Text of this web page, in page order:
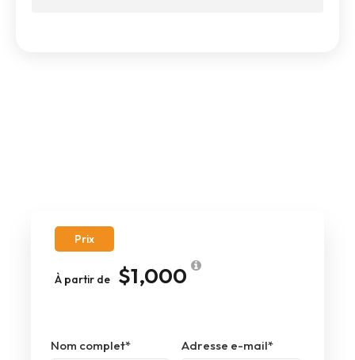
Prix
À partir de $1,000
Nom complet* Adresse e-mail*